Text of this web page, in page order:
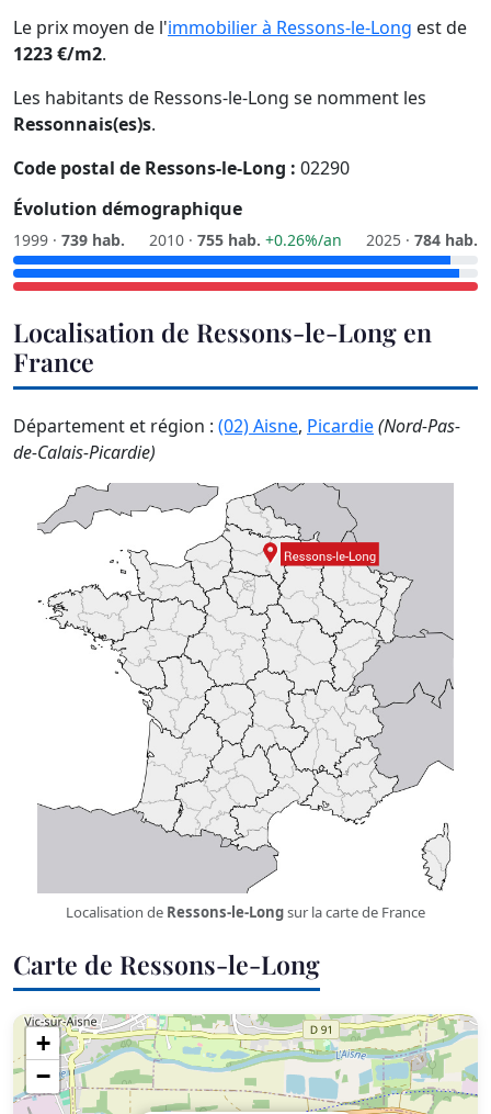
Le prix moyen de l'immobilier à Ressons-le-Long est de
1223 €/m2.
Les habitants de Ressons-le-Long se nomment les
Ressonnais(es)s.
Code postal de Ressons-le-Long : 02290
Évolution démographique
1999 · 739 hab. 2010 · 755 hab. +0.26%/an 2025 · 784 hab.
Localisation de Ressons-le-Long en
France
Département et région : (02) Aisne, Picardie(Nord-Pas-
de-Calais-Picardie)
Localisation de Ressons-le-Longsur la carte de France
Carte de Ressons-le-Long
+
−